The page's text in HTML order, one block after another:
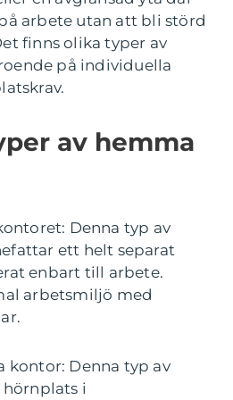
arbete utan att bli störd
finns olika typer av
på individuella
av hemma
Denna typ av
ett helt separat
enbart till arbete.
arbetsmiljö med
kontor: Denna typ av
hörnplats i